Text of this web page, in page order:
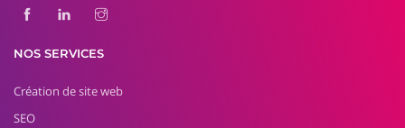
NOS SERVICES
Création de site web
SEO